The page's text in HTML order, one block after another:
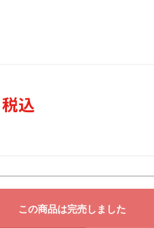
込
この商品は完売しました